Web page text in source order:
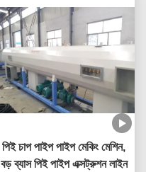
পিই চাপ পাইপ পাইপ মেকিং মেশিন,
বড় ব্যাস পিই পাইপ এক্সট্রুশন লাইন